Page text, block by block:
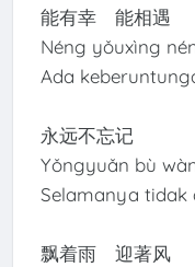
能有幸 能相遇
Néng yǒuxìng
Ada
永远不忘记
Yǒngyuǎn bù
Selamanya tidak
飘着雨 迎著风